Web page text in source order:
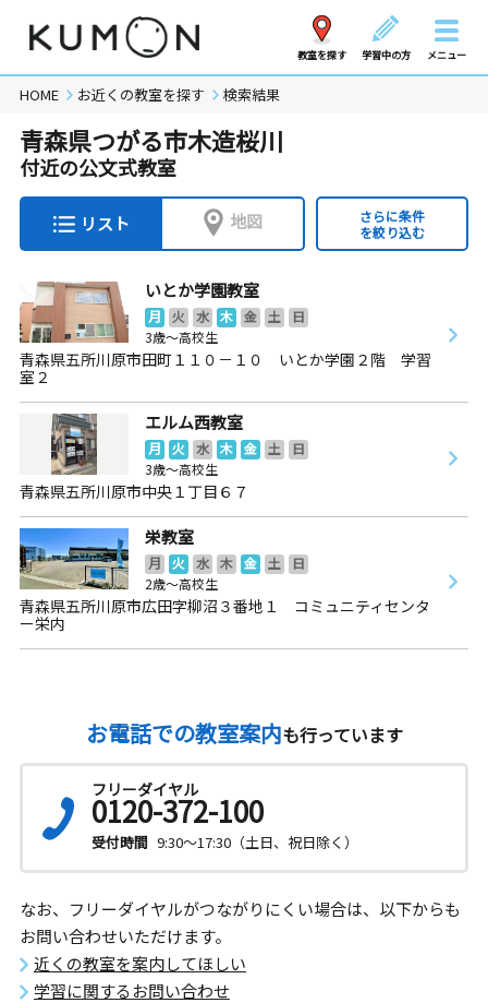
教室を探す 学習中の方 メニュー
HOME お近くの教室を探す 検索結果
青森県つがる市木造桜川
付近の公文式教室
リスト 地図
さらに条件
を絞り込む
いとか学園教室
月 火 水 木 金 土
日
3歳～高校生
青森県五所川原市田町１１０－１０ いとか学園２階 学習
室２
エルム西教室
月 火 水 木 金 土
日
3歳～高校生
青森県五所川原市中央１丁目６７
栄教室
月 火 水 木 金 土
日
2歳～高校生
青森県五所川原市広田字柳沼３番地１ コミュニティセンタ
ー栄内
お電話での教室案内も行っています
フリーダイヤル
0120-372-100
受付時間 9:30～17:30（土日、祝日除く）
なお、フリーダイヤルがつながりにくい場合は、以下からも
お問い合わせいただけます。
近くの教室を案内してほしい
学習に関するお問い合わせ